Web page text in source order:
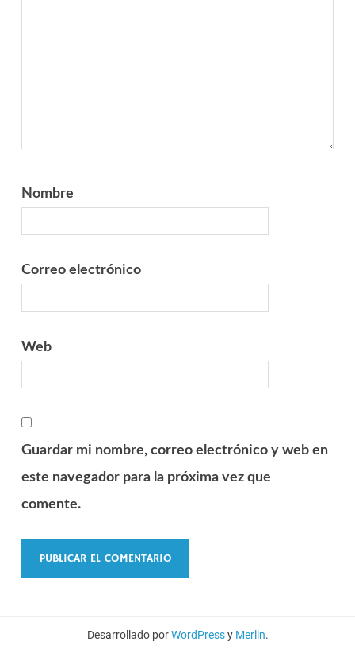
Nombre
Correo electrónico
Web
Guardar mi nombre, correo electrónico y web en
este navegador para la próxima vez que
comente.
Desarrollado porWordPressy Merlin.